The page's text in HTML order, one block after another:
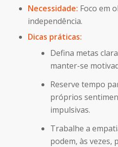
Necessidade: Foco em
independência.
Dicas práticas:
Defina metas
manter-se
Reserve tempo
próprios
impulsivas.
Trabalhe a
podem, às vezes,